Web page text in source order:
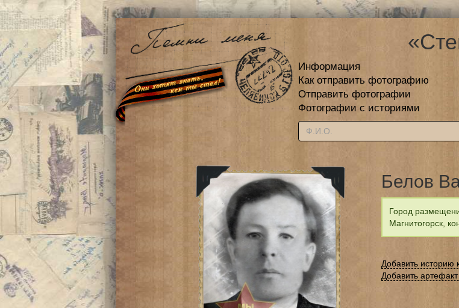
Информация
Как отправить фотографию
Отправить фотографии
Фотографии с историями
Белов
Город
Магнитогорск,
Добавить историю
Добавить